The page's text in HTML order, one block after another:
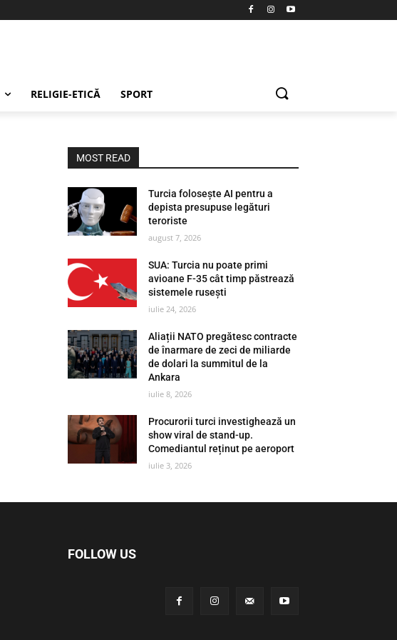
RELIGIE-ETICĂ SPORT
MOST READ
Turcia folosește AI pentru a
depista presupuse legături
teroriste
august 7, 2026
SUA: Turcia nu poate primi
avioane F-35 cât timp păstrează
sistemele rusești
iulie 24, 2026
Aliații NATO pregătesc contracte
de înarmare de zeci de miliarde
de dolari la summitul de la
Ankara
iulie 8, 2026
Procurorii turci investighează un
show viral de stand-up.
Comediantul reținut pe aeroport
iulie 3, 2026
FOLLOW US